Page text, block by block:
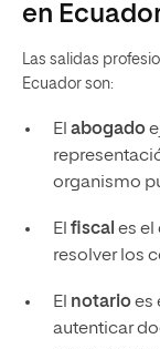
en
Las salidas
Ecuador son:
El abogado
organismo
El fiscal es el
resolver los
El notarioes
autenticar